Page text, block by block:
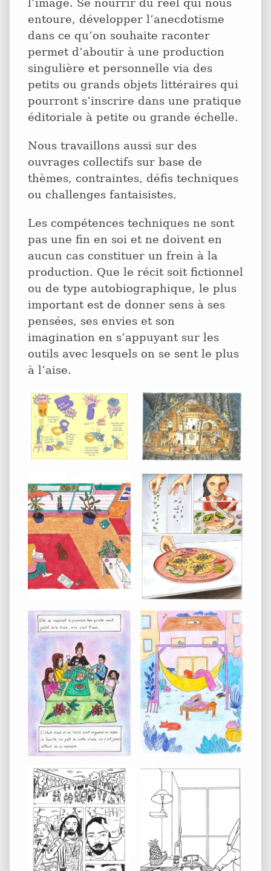
l’image. Se nourrir du réel qui nous
entoure, développer l’anecdotisme
dans ce qu’on souhaite raconter
permet d’aboutir à une production
singulière et personnelle via des
petits ou grands objets littéraires qui
pourront s’inscrire dans une pratique
éditoriale à petite ou grande échelle.
Nous travaillons aussi sur des
ouvrages collectifs sur base de
thèmes, contraintes, défis techniques
ou challenges fantaisistes.
Les compétences techniques ne sont
pas une fin en soi et ne doivent en
aucun cas constituer un frein à la
production. Que le récit soit fictionnel
ou de type autobiographique, le plus
important est de donner sens à ses
pensées, ses envies et son
imagination en s’appuyant sur les
outils avec lesquels on se sent le plus
à l’aise.